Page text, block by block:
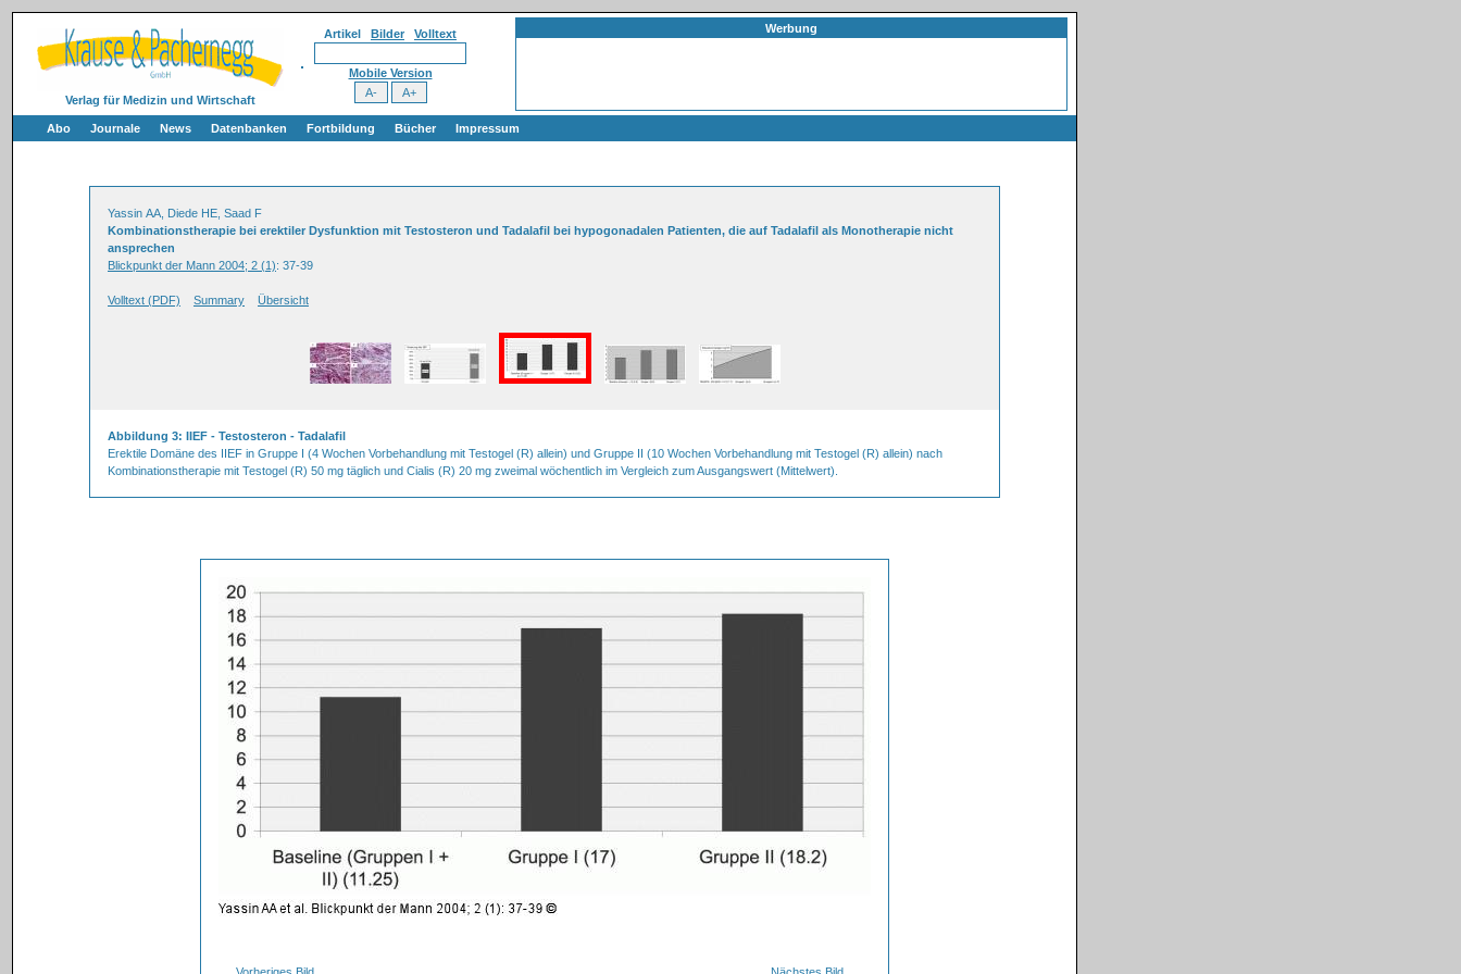
Verlag für Medizin und Wirtschaft
Artikel Bilder Volltext
Mobile Version
Werbung
Abo Journale News Datenbanken Fortbildung Bücher Impressum
Yassin AA, Diede HE, Saad F
Kombinationstherapie bei erektiler Dysfunktion mit Testosteron und Tadalafil bei hypogonadalen Patienten, die auf Tadalafil als Monotherapie nicht
ansprechen
Blickpunkt der Mann 2004; 2 (1): 37-39
Volltext (PDF) Summary Übersicht
Abbildung 3: IIEF - Testosteron - Tadalafil
Erektile Domäne des IIEF in Gruppe I (4 Wochen Vorbehandlung mit Testogel (R) allein) und Gruppe II (10 Wochen Vorbehandlung mit Testogel (R) allein) nach
Kombinationstherapie mit Testogel (R) 50 mg täglich und Cialis (R) 20 mg zweimal wöchentlich im Vergleich zum Ausgangswert (Mittelwert).